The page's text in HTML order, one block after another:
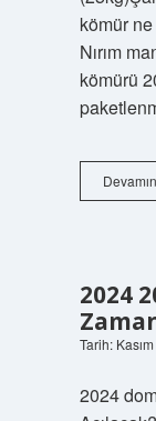
kömür ne
Nırım
kömürü
2024
Tarih:
2024